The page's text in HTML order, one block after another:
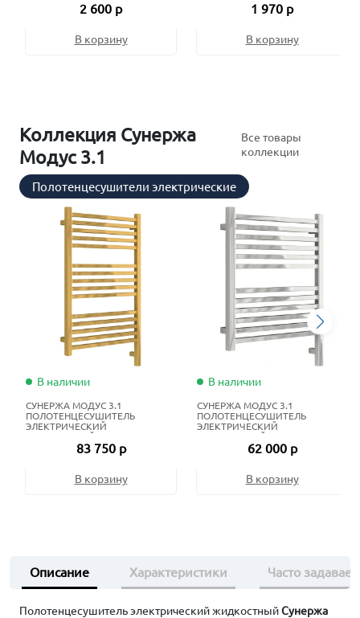
2 600 р
В корзину
1 970 р
В корзину
Коллекция Сунержа
Модус 3.1
Все товары
коллекции
Полотенцесушители электрические
В наличии
СУНЕРЖА МОДУС 3.1
ПОЛОТЕНЦЕСУШИТЕЛЬ
ЭЛЕКТРИЧЕСКИЙ
ЖИДКОСТНЫЙ 80Х50 СМ
83 750 р
В корзину
В наличии
СУНЕРЖА МОДУС 3.1
ПОЛОТЕНЦЕСУШИТЕЛЬ
ЭЛЕКТРИЧЕСКИЙ
ЖИДКОСТНЫЙ 60Х50 СМ
НЕРЖАВЕЮЩАЯ СТАЛЬ
62 000 р
В корзину
Описание Характеристики Часто
Полотенцесушитель электрический жидкостныйСунержа